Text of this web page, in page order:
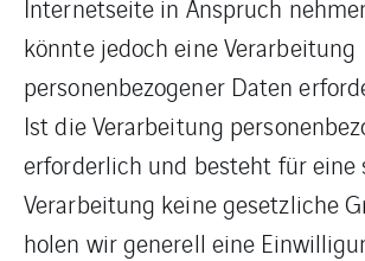
Internetseite in Anspruch
könnte jedoch eine Verarbeitung
personenbezogener Daten
Ist die Verarbeitung
erforderlich und besteht für eine
Verarbeitung keine gesetzliche
holen wir generell eine